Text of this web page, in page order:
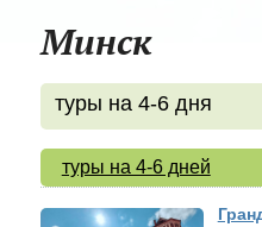
Минск
туры на 4-6 дня
туры на 4-6 дней